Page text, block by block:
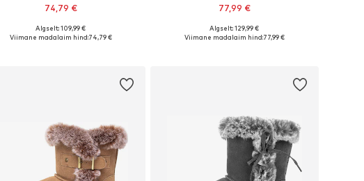
74,79 €
suurused: 36, 37, 38, 39, 40
Algselt: 109,99 €
Viimane madalaim hind:74,79 €
77,99 €
Saadaolevad suurused: 36, 37, 39, 40, 41
Algselt: 129,99 €
Viimane madalaim hind:77,99 €